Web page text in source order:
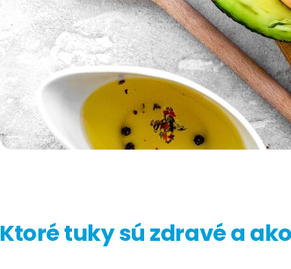
Ktoré tuky sú zdravé a